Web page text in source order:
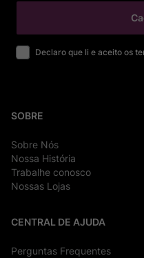
Declaro que li e aceito os
SOBRE
Sobre Nós
Nossa História
Trabalhe conosco
Nossas Lojas
CENTRAL DE AJUDA
Perguntas Frequentes